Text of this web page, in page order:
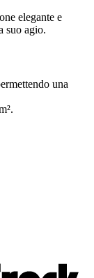
elegante e
suo agio.
una